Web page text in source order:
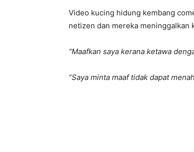
Video kucing hidung kembang
netizen dan mereka meninggalkan
“Maafkan saya kerana ketawa
“Saya minta maaf tidak dapat